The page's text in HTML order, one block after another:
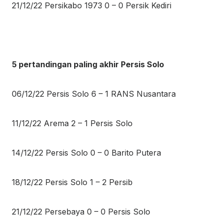
21/12/22 Persikabo 1973 0 – 0 Persik Kediri
5 pertandingan paling akhir Persis Solo
06/12/22 Persis Solo 6 – 1 RANS Nusantara
11/12/22 Arema 2 – 1 Persis Solo
14/12/22 Persis Solo 0 – 0 Barito Putera
18/12/22 Persis Solo 1 – 2 Persib
21/12/22 Persebaya 0 – 0 Persis Solo